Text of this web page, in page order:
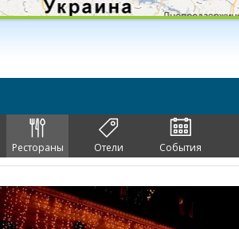
Рестораны Отели События